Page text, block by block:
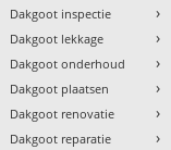
Dakgoot inspectie
Dakgoot lekkage
Dakgoot onderhoud
Dakgoot plaatsen
Dakgoot renovatie
Dakgoot reparatie
›
›
›
›
›
›